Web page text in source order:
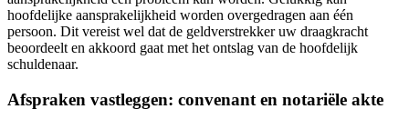
hoofdelijke aansprakelijkheid worden overgedragen aan één
persoon. Dit vereist wel dat de geldverstrekker uw draagkracht
beoordeelt en akkoord gaat met het ontslag van de hoofdelijk
schuldenaar.
Afspraken vastleggen: convenant en notariële akte